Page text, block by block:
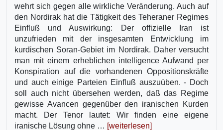
wehrt sich gegen alle wirkliche Veränderung. Auch auf
den Nordirak hat die Tätigkeit des Teheraner Regimes
Einfluß und Auswirkung: Der offizielle Iran ist
unzufrieden mit der insgesamten Entwicklung im
kurdischen Soran-Gebiet im Nordirak. Daher versucht
man mit einem erheblichen intelligence Aufwand per
Konspiration auf die vorhandenen Oppositionskräfte
und auch einige Parteien Einfluß auszuüben. - Doch
soll auch nicht übersehen werden, daß das Regime
gewisse Avancen gegenüber den iranischen Kurden
macht. Der Tenor lautet: Wir finden eine eigene
iranische Lösung ohne … [weiterlesen]